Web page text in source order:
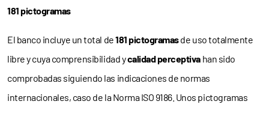
181 pictogramas
El banco incluye un total de181 pictogramasde uso totalmente
libre y cuya comprensibilidad ycalidad perceptiva han sido
comprobadas siguiendo las indicaciones de normas
internacionales, caso de la Norma ISO 9186. Unos pictogramas